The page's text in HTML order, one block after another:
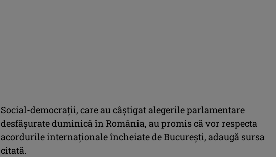
Social-democraţii, care au câştigat alegerile parlamentare
desfăşurate duminică în România, au promis că vor respecta
acordurile internaţionale încheiate de Bucureşti, adaugă sursa
citată.